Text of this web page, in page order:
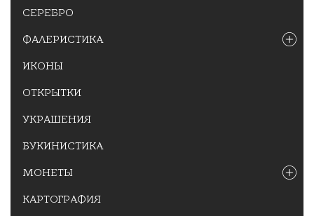
СЕРЕБРО
ФАЛЕРИСТИКА
ИКОНЫ
ОТКРЫТКИ
УКРАШЕНИЯ
БУКИНИСТИКА
МОНЕТЫ
КАРТОГРАФИЯ